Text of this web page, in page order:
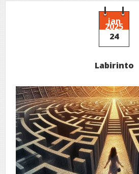
jan
2025
24
Labirinto